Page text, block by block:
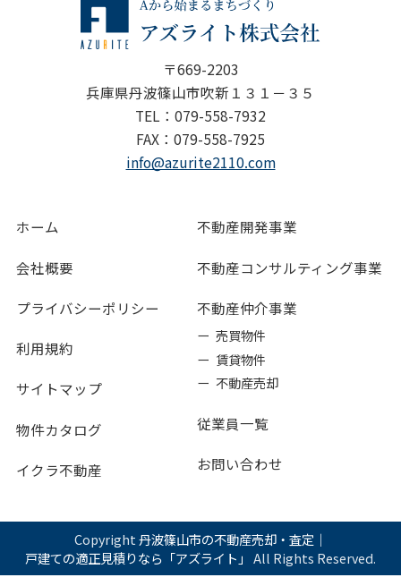
〒669-2203
兵庫県丹波篠山市吹新１３１－３５
TEL：079-558-7932
FAX：079-558-7925
info@azurite2110.com
ホーム
会社概要
プライバシーポリシー
利用規約
サイトマップ
物件カタログ
イクラ不動産
不動産開発事業
不動産コンサルティング事業
不動産仲介事業
ー 売買物件
ー 賃貸物件
ー 不動産売却
従業員一覧
お問い合わせ
Copyright丹波篠山市の不動産売却・査定｜
戸建ての適正見積りなら「アズライト」 All Rights Reserved.